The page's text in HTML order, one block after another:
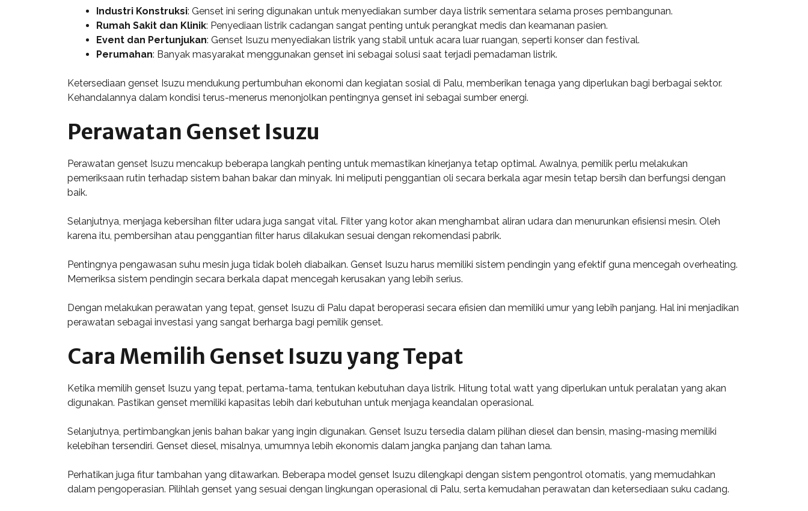
Industri Konstruksi: Genset ini sering digunakan untuk menyediakan sumber daya listrik sementara selama proses pembangunan.
Rumah Sakit dan Klinik: Penyediaan listrik cadangan sangat penting untuk perangkat medis dan keamanan pasien.
Event dan Pertunjukan: Genset Isuzu menyediakan listrik yang stabil untuk acara luar ruangan, seperti konser dan festival.
Perumahan: Banyak masyarakat menggunakan genset ini sebagai solusi saat terjadi pemadaman listrik.
Ketersediaan genset Isuzu mendukung pertumbuhan ekonomi dan kegiatan sosial di Palu, memberikan tenaga yang diperlukan bagi berbagai sektor.
Kehandalannya dalam kondisi terus-menerus menonjolkan pentingnya genset ini sebagai sumber energi.
Perawatan Genset Isuzu
Perawatan genset Isuzu mencakup beberapa langkah penting untuk memastikan kinerjanya tetap optimal. Awalnya, pemilik perlu melakukan
pemeriksaan rutin terhadap sistem bahan bakar dan minyak. Ini meliputi penggantian oli secara berkala agar mesin tetap bersih dan berfungsi dengan
baik.
Selanjutnya, menjaga kebersihan filter udara juga sangat vital. Filter yang kotor akan menghambat aliran udara dan menurunkan efisiensi mesin. Oleh
karena itu, pembersihan atau penggantian filter harus dilakukan sesuai dengan rekomendasi pabrik.
Pentingnya pengawasan suhu mesin juga tidak boleh diabaikan. Genset Isuzu harus memiliki sistem pendingin yang efektif guna mencegah overheating.
Memeriksa sistem pendingin secara berkala dapat mencegah kerusakan yang lebih serius.
Dengan melakukan perawatan yang tepat, genset Isuzu di Palu dapat beroperasi secara efisien dan memiliki umur yang lebih panjang. Hal ini menjadikan
perawatan sebagai investasi yang sangat berharga bagi pemilik genset.
Cara Memilih Genset Isuzu yang Tepat
Ketika memilih genset Isuzu yang tepat, pertama-tama, tentukan kebutuhan daya listrik. Hitung total watt yang diperlukan untuk peralatan yang akan
digunakan. Pastikan genset memiliki kapasitas lebih dari kebutuhan untuk menjaga keandalan operasional.
Selanjutnya, pertimbangkan jenis bahan bakar yang ingin digunakan. Genset Isuzu tersedia dalam pilihan diesel dan bensin, masing-masing memiliki
kelebihan tersendiri. Genset diesel, misalnya, umumnya lebih ekonomis dalam jangka panjang dan tahan lama.
Perhatikan juga fitur tambahan yang ditawarkan. Beberapa model genset Isuzu dilengkapi dengan sistem pengontrol otomatis, yang memudahkan
dalam pengoperasian. Pilihlah genset yang sesuai dengan lingkungan operasional di Palu, serta kemudahan perawatan dan ketersediaan suku cadang.